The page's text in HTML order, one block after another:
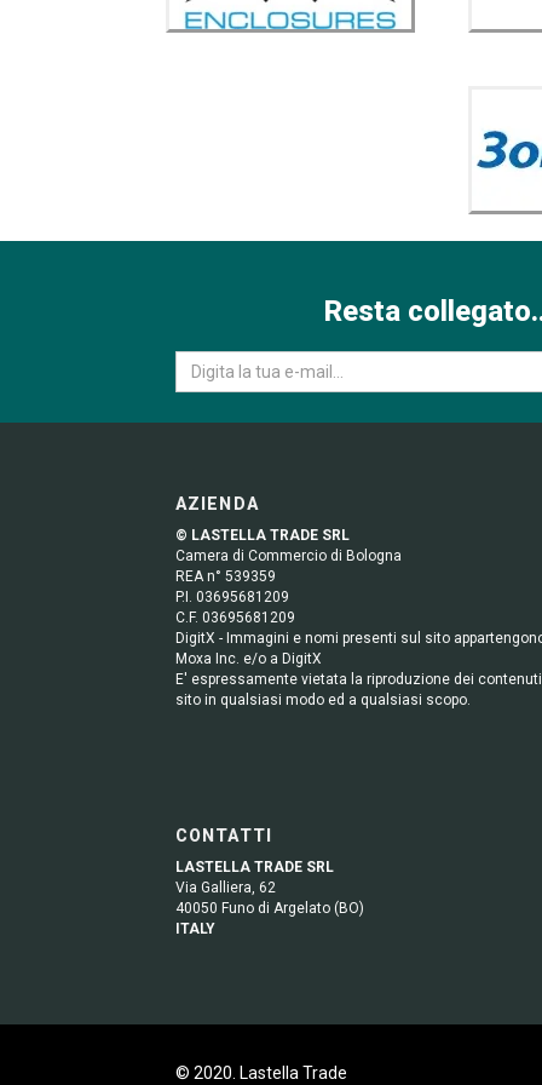
Resta
AZIENDA
© LASTELLA TRADE SRL
Camera di Commercio di Bologna
REA n° 539359
P.I. 03695681209
C.F. 03695681209
DigitX - Immagini e nomi presenti sul sito
Moxa Inc. e/o a DigitX
E' espressamente vietata la riproduzione dei
sito in qualsiasi modo ed a qualsiasi scopo.
CONTATTI
LASTELLA TRADE SRL
Via Galliera, 62
40050 Funo di Argelato (BO)
ITALY
© 2020. Lastella Trade